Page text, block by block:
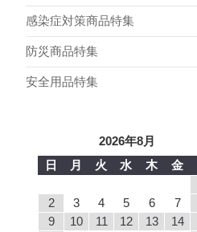
感染症対策商品特集
防災商品特集
安全用品特集
2026年8月
日
月 火 水 木 金
2
3 4 5 6 7
9
10 11 12 13 14